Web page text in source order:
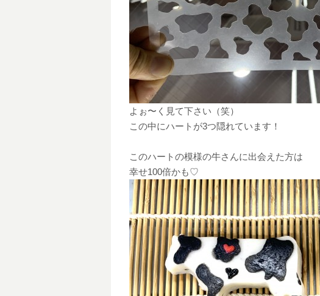
よぉ〜く見て下さい（笑）
この中にハートが3つ隠れています！
このハートの模様の牛さんに出会えた方は
幸せ100倍かも♡